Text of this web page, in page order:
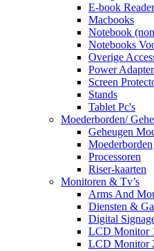
E-book Reader
Macbooks
Notebook
Notebooks
Overige
Power
Screen
Stands
Tablet Pc's
Moederborden/
Geheugen
Moederborden
Processoren
Riser-kaarten
Monitoren & Tv’s
Arms And
Diensten &
Digital
LCD Monitor
LCD Monitor